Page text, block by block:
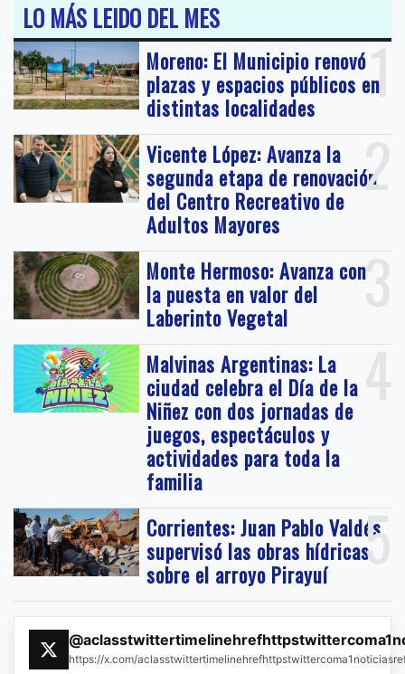
LO MÁS LEIDO DEL MES
1
Moreno: El Municipio renovó
plazas y espacios públicos en
distintas localidades
2
Vicente López: Avanza la
segunda etapa de renovación
del Centro Recreativo de
Adultos Mayores
3
Monte Hermoso: Avanza con
la puesta en valor del
Laberinto Vegetal
4
Malvinas Argentinas: La
ciudad celebra el Día de la
Niñez con dos jornadas de
juegos, espectáculos y
actividades para toda la
familia
5
Corrientes: Juan Pablo Valdés
supervisó las obras hídricas
sobre el arroyo Pirayuí
https://x.com/